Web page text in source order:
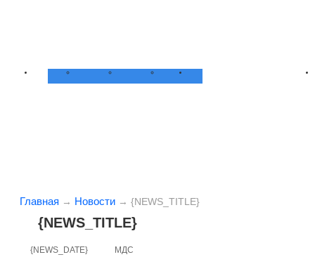
Главная → Новости → {NEWS_TITLE}
{NEWS_TITLE}
{NEWS_DATE} МДС